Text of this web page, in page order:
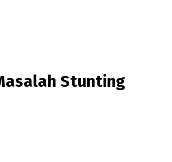
Stunting